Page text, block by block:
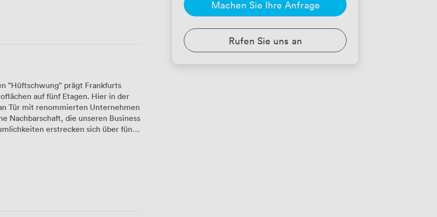
"Hüftschwung" prägt Frankfurts
auf fünf Etagen. Hier in der
Tür mit renommierten Unternehmen
Nachbarschaft, die unseren Business
private Büros für konzentriertes
für Ihre Meetings. Unser
Machen Sie Ihre Anfrage
Rufen Sie uns an